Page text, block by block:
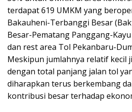
terdapat 619 UMKM yang
Bakauheni-Terbanggi Besar
Besar-Pematang Panggang-
dan rest area Tol Pekanbaru-
Meskipun jumlahnya relatif kecil
dengan total panjang jalan tol
diharapkan terus berkembang
kontribusi besar terhadap